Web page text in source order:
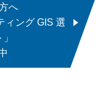
へ
ィング GIS 選